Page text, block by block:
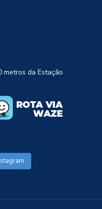
metros da Estação